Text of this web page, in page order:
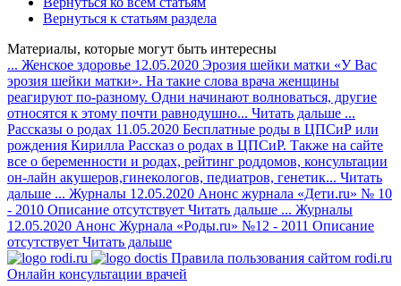
Вернуться к статьям раздела
Материалы, которые могут быть интересны
... Женское здоровье 12.05.2020 Эрозия шейки матки «У Вас
эрозия шейки матки». На такие слова врача женщины
реагируют по-разному. Одни начинают волноваться, другие
относятся к этому почти равнодушно... Читать дальше ...
Рассказы о родах 11.05.2020 Бесплатные роды в ЦПСиР или
рождения Кирилла Рассказ о родах в ЦПСиР. Также на сайте
все о беременности и родах, рейтинг роддомов, консультации
он-лайн акушеров,гинекологов, педиатров, генетик... Читать
дальше ... Журналы 12.05.2020 Анонс журнала «Дети.ru» № 10
- 2010 Описание отсутствует Читать дальше ... Журналы
12.05.2020 Анонс Журнала «Роды.ru» №12 - 2011 Описание
отсутствует Читать дальше
Правила пользования сайтом rodi.ru
Онлайн консультации врачей